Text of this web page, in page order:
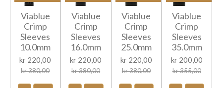
Viablue
Crimp
Sleeves
10.0mm
kr 220,00
kr 380,00
Viablue
Crimp
Sleeves
16.0mm
kr 220,00
kr 380,00
Viablue
Crimp
Sleeves
25.0mm
kr 220,00
kr 380,00
Viablue
Crimp
Sleeves
35.0mm
kr 200,00
kr 355,00